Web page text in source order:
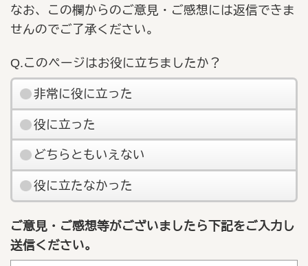
なお、この欄からのご意見・ご感想には返信できま
せんのでご了承ください。
Q.このページはお役に立ちましたか？
非常に役に立った
役に立った
どちらともいえない
役に立たなかった
ご意見・ご感想等がございましたら下記をご入力し
送信ください。